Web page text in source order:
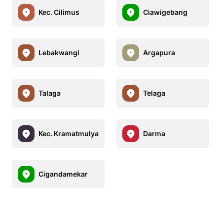
Kec. Cilimus Ciawigebang
Lebakwangi Argapura
Talaga Telaga
Kec. Kramatmulya Darma
Cigandamekar